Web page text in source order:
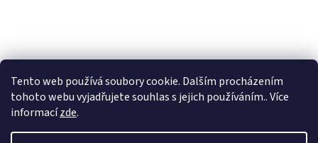
Tento web používá soubory cookie. Dalším procházením
tohoto webu vyjadřujete souhlas s jejich používáním.. Více
informacízde.